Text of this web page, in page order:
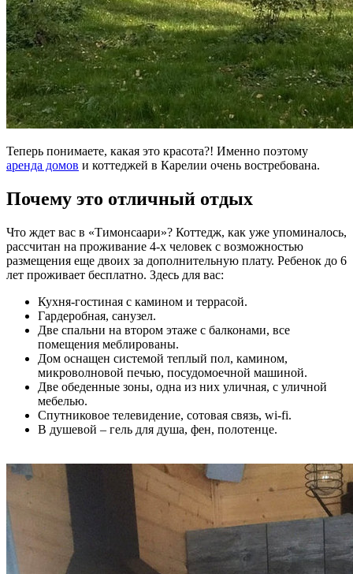
Теперь понимаете, какая это красота?! Именно поэтому
аренда домов и коттеджей в Карелии очень востребована.
Почему это отличный отдых
Что ждет вас в «Тимонсаари»? Коттедж, как уже упоминалось,
рассчитан на проживание 4-х человек с возможностью
размещения еще двоих за дополнительную плату. Ребенок до 6
лет проживает бесплатно. Здесь для вас:
Кухня-гостиная с камином и террасой.
Гардеробная, санузел.
Две спальни на втором этаже с балконами, все
помещения меблированы.
Дом оснащен системой теплый пол, камином,
микроволновой печью, посудомоечной машиной.
Две обеденные зоны, одна из них уличная, с уличной
мебелью.
Спутниковое телевидение, сотовая связь, wi-fi.
В душевой – гель для душа, фен, полотенце.